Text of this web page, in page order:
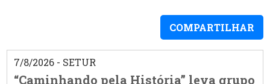
COMPARTILHAR
7/8/2026 - SETUR
“Caminhando pela História” leva grupo